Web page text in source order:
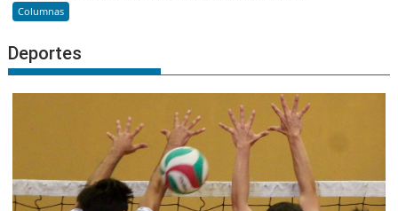
Columnas
Deportes